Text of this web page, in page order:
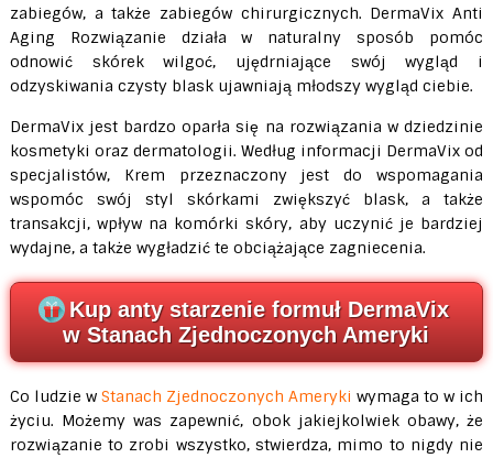
zabiegów, a także zabiegów chirurgicznych. DermaVix Anti
Aging Rozwiązanie działa w naturalny sposób pomóc
odnowić skórek wilgoć, ujędrniające swój wygląd i
odzyskiwania czysty blask ujawniają młodszy wygląd ciebie.
DermaVix jest bardzo oparła się na rozwiązania w dziedzinie
kosmetyki oraz dermatologii. Według informacji DermaVix od
specjalistów, Krem przeznaczony jest do wspomagania
wspomóc swój styl skórkami zwiększyć blask, a także
transakcji, wpływ na komórki skóry, aby uczynić je bardziej
wydajne, a także wygładzić te obciążające zagniecenia.
Kup anty starzenie formuł DermaVix
w Stanach Zjednoczonych Ameryki
Co ludzie w Stanach Zjednoczonych Ameryki wymaga to w ich
życiu. Możemy was zapewnić, obok jakiejkolwiek obawy, że
rozwiązanie to zrobi wszystko, stwierdza, mimo to nigdy nie